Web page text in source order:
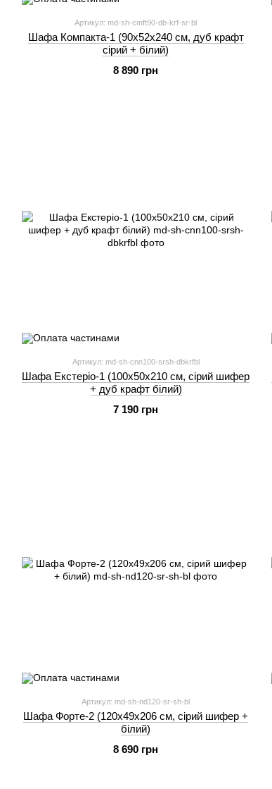
Артикул: md-sh-cmft90-db-krf-sr-bl
Шафа Компакта-1 (90х52х240 см, дуб крафт
сірий + білий)
8 890 грн
Артикул: md-sh-cnn100-srsh-dbkrfbl
Шафа Екстеріо-1 (100х50х210 см, сірий шифер
+ дуб крафт білий)
7 190 грн
Артикул: md-sh-nd120-sr-sh-bl
Шафа Форте-2 (120х49х206 см, сірий шифер +
білий)
8 690 грн